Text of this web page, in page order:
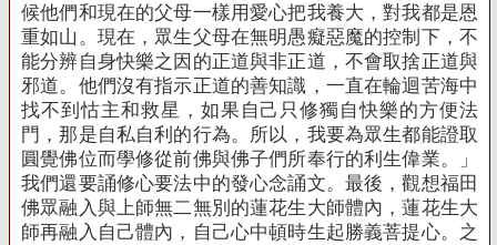
候他們和現在的父母一樣用愛心把我養大，對我都是恩
重如山。現在，眾生父母在無明愚癡惡魔的控制下，不
能分辨自身快樂之因的正道與非正道，不會取捨正道與
邪道。他們沒有指示正道的善知識，一直在輪迴苦海中
找不到怙主和救星，如果自己只修獨自快樂的方便法
門，那是自私自利的行為。所以，我要為眾生都能證取
圓覺佛位而學修從前佛與佛子們所奉行的利生偉業。」
我們還要誦修心要法中的發心念誦文。最後，觀想福田
佛眾融入與上師無二無別的蓮花生大師體內，蓮花生大
師再融入自己體內，自己心中頓時生起勝義菩提心。之